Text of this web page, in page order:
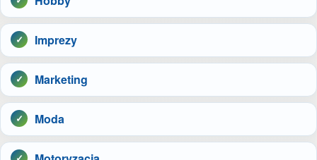
Imprezy
Marketing
Moda